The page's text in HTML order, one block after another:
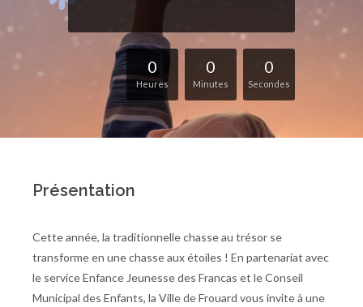
0
Heures
0
Minutes
0
Secondes
Présentation
Cette année, la traditionnelle chasse au trésor se
transforme en une chasse aux étoiles ! En partenariat avec
le service Enfance Jeunesse des Francas et le Conseil
Municipal des Enfants, la Ville de Frouard vous invite à une